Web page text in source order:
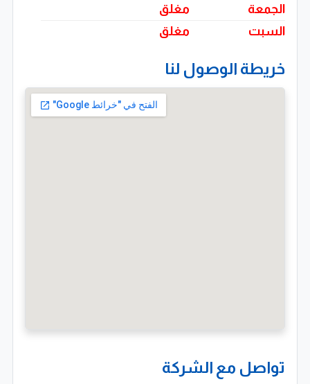
داخل الأماكن المغلقة, هذه الخدمة تعتبر جزءًا مهمًا من
الحفاظ على أداء الأجهزة وضمان استمرارية عملها بكفاءة
عالية
الجمعة
مغلق
السبت
مغلق
خريطة الوصول لنا
تواصل مع الشركة